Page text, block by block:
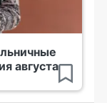
августа